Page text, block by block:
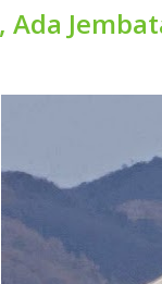
Ada